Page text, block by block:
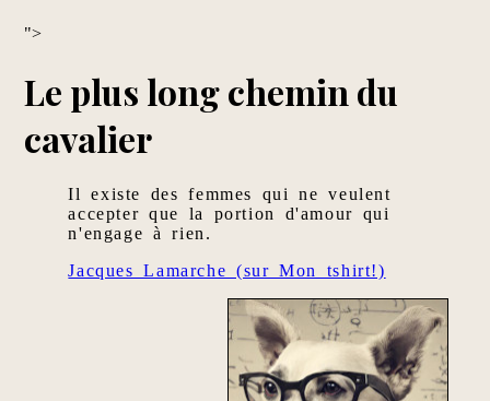
">
Le plus long chemin du
cavalier
Il existe des femmes qui ne veulent
accepter que la portion d'amour qui
n'engage à rien.
Jacques Lamarche (sur Mon tshirt!)